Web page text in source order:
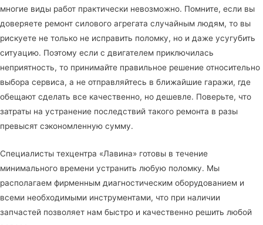
многие виды работ практически невозможно. Помните, если вы
доверяете ремонт силового агрегата случайным людям, то вы
рискуете не только не исправить поломку, но и даже усугубить
ситуацию. Поэтому если с двигателем приключилась
неприятность, то принимайте правильное решение относительно
выбора сервиса, а не отправляйтесь в ближайшие гаражи, где
обещают сделать все качественно, но дешевле. Поверьте, что
затраты на устранение последствий такого ремонта в разы
превысят сэкономленную сумму.
Специалисты техцентра «Лавина» готовы в течение
минимального времени устранить любую поломку. Мы
располагаем фирменным диагностическим оборудованием и
всеми необходимыми инструментами, что при наличии
запчастей позволяет нам быстро и качественно решить любой